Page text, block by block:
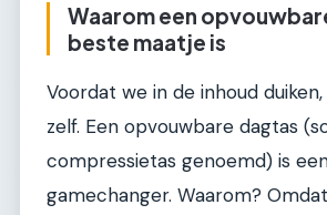
Waarom een
beste maatje is
Voordat we in de inhoud
zelf. Een opvouwbare dagtas
compressietas genoemd) is
gamechanger. Waarom?